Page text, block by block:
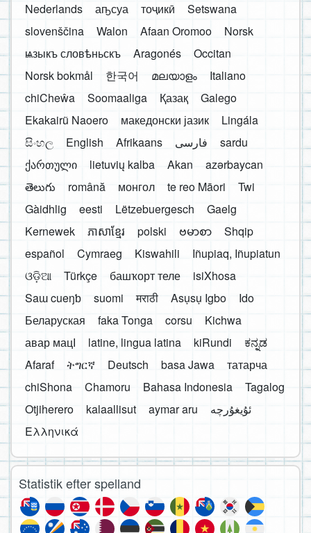
Nederlands
аҧсуа тоҷикӣ
Setswana
slovenščina
Walon Afaan Oromoo
Norsk
ѩзыкъ словѣньскъ
Aragonés
Occitan
Norsk bokmål
한국어 മലയാളം
Italiano
chiCheŵa
Soomaaliga Қазақ
Galego
Ekakairũ Naoero
македонски јазик
Lingála
සිංහල
English Afrikaans فارسی
sardu
ქართული
lietuvių kalba Akan
azərbaycan
తెలుగు
română монгол te reo Māori
Twi
Gàidhlig
eesti Lëtzebuergesch
Gaelg
Kernewek
ភាសាខ្មែរ polski ဗမာစာ
Shqip
español
Cymraeg Kiswahili
Iñupiaq, Iñupiatun
ଓଡ଼ିଆ
Türkçe башҡорт теле
isiXhosa
Saɯ cueŋƅ
suomi मराठी Asụsụ Igbo
Ido
Беларуская
faka Tonga corsu
Kichwa
авар мацӀ
latine, lingua latina kiRundi
ಕನ್ನಡ
Afaraf
ትግርኛ Deutsch basa Jawa
татарча
chiShona
Chamoru Bahasa Indonesia
Tagalog
Otjiherero
kalaallisut aymar aru
Ελληνικά
Statistik efter spelland